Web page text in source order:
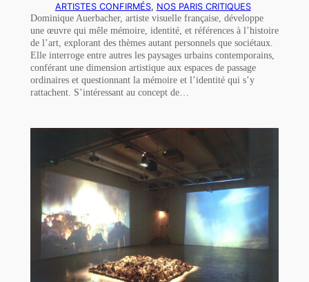
ARTISTES CONFIRMÉS, NOS PARIS CRITIQUES
Dominique Auerbacher, artiste visuelle française, développe
une œuvre qui mêle mémoire, identité, et références à l’histoire
de l’art, explorant des thèmes autant personnels que sociétaux.
Elle interroge entre autres les paysages urbains contemporains,
conférant une dimension artistique aux espaces de passage
ordinaires et questionnant la mémoire et l’identité qui s’y
rattachent. S’intéressant au concept de…